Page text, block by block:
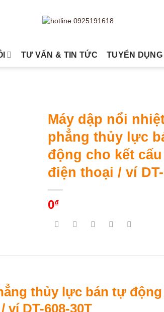
TƯ VẤN & TIN TỨC TUYỂN DỤNG
Máy dập nổi
phẳng thủy lực
động cho kết
điện thoại / ví
0₫
thủy lực bán tự
ví DT-608-30T